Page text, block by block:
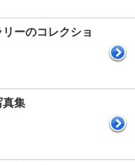
ーのコレクショ
真集